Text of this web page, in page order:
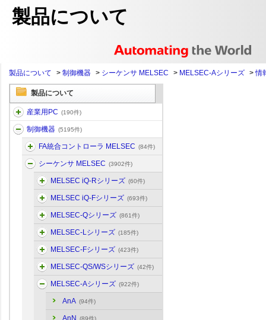
製品について
製品について > 制御機器 > シーケンサ MELSEC > MELSEC-Aシリーズ >情
製品について
産業用PC (190件)
制御機器 (5195件)
FA統合コントローラ MELSEC (84件)
シーケンサ MELSEC (3902件)
MELSEC iQ-Rシリーズ (60件)
MELSEC iQ-Fシリーズ (693件)
MELSEC-Qシリーズ (861件)
MELSEC-Lシリーズ (185件)
MELSEC-Fシリーズ (423件)
MELSEC-QS/WSシリーズ (42件)
MELSEC-Aシリーズ (922件)
AnA (94件)
AnN (89件)